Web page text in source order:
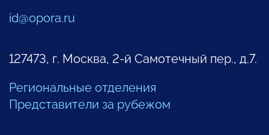
id@opora.ru
127473, г. Москва, 2-й Самотечный пер., д.7.
Региональные отделения
Представители за рубежом